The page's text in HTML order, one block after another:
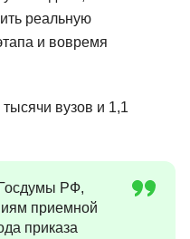
реальную
и вовремя
вузов и 1,1
РФ,
приемной
приказа